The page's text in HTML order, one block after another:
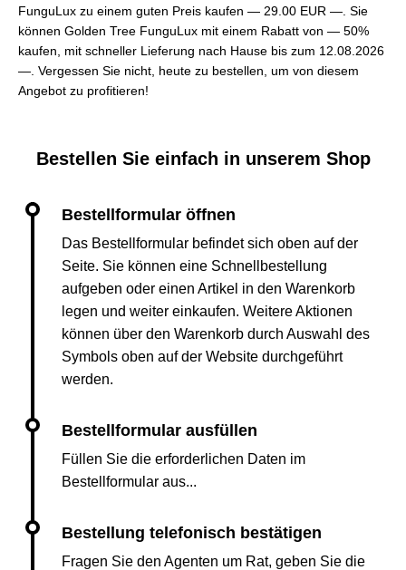
FunguLux zu einem guten Preis kaufen — 29.00 EUR — . Sie
können Golden Tree FunguLux mit einem Rabatt von — 50%
kaufen, mit schneller Lieferung nach Hause bis zum 12.08.2026
—. Vergessen Sie nicht, heute zu bestellen, um von diesem
Angebot zu profitieren!
Bestellen Sie einfach in unserem Shop
Das Bestellformular befindet sich oben auf der
Seite. Sie können eine Schnellbestellung
aufgeben oder einen Artikel in den Warenkorb
legen und weiter einkaufen. Weitere Aktionen
können über den Warenkorb durch Auswahl des
Symbols oben auf der Website durchgeführt
werden.
Füllen Sie die erforderlichen Daten im
Bestellformular aus...
Fragen Sie den Agenten um Rat, geben Sie die